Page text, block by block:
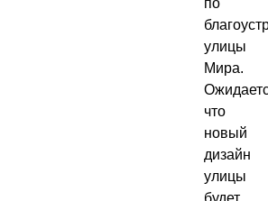
по
улицы
Мира.
что
новый
дизайн
улицы
будет